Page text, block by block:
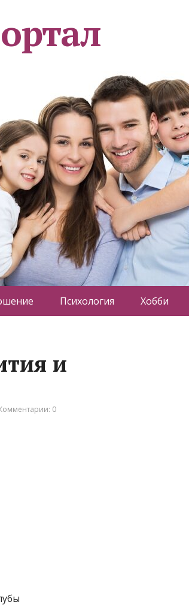
Психология Хобби
и
0